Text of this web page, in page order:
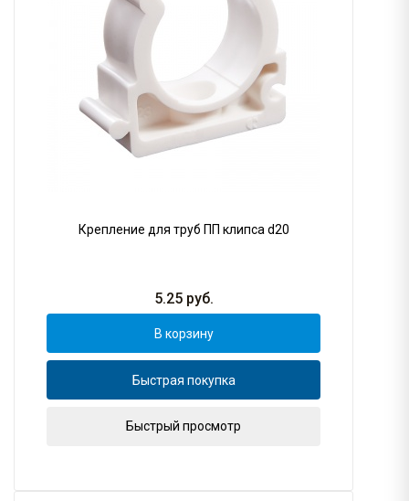
Крепление для труб ПП клипса d20
5.25руб.
В корзину
Быстрая покупка
Быстрый просмотр